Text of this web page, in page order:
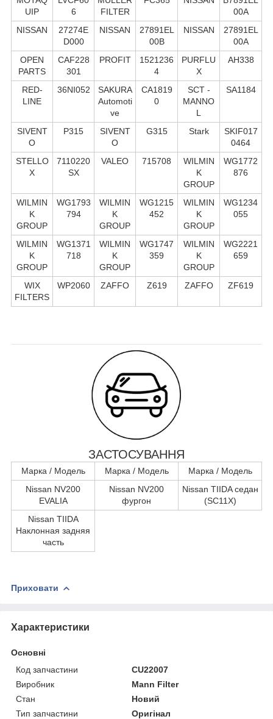
UIP
6
FILTER
00A
NISSAN
27274E
D000
NISSAN
27891EL
00B
NISSAN
27891EL
00A
OPEN
PARTS
CAF228
301
PROFIT
1521236
4
PURFLU
X
AH338
RED-
LINE
36NI052
SAKURA
Automoti
ve
CA1819
0
SCT -
MANNO
L
SA1184
SIVENT
O
P315
SIVENT
O
G315 Stark
SKIF017
0464
STELLO
X
7110220
SX
VALEO 715708
WILMIN
K
GROUP
WG1772
876
WILMIN
K
GROUP
WG1793
794
WILMIN
K
GROUP
WG1215
452
WILMIN
K
GROUP
WG1234
055
WILMIN
K
GROUP
WG1371
718
WILMIN
K
GROUP
WG1747
359
WILMIN
K
GROUP
WG2221
659
WIX
FILTERS
WP2060 ZAFFO Z619 ZAFFO ZF619
ЗАСТОСУВАННЯ
Марка / Модель Марка / Модель
Марка / Модель
Nissan NV200
EVALIA
Nissan NV200
фургон
Nissan TIIDA седан
(SC11X)
Nissan TIIDA
Наклонная задняя
часть
Приховати
Характеристики
Основні
Код запчастини
CU22007
Виробник
Mann Filter
Стан
Новий
Тип запчастини
Оригінал